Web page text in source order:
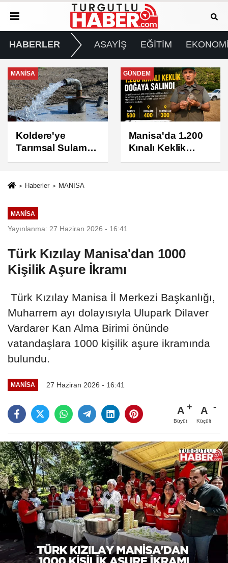
HABERLER ASAYİŞ EĞİTİM
GÜNDEM
Manisa'da 1.200
Kınalı Keklik
Doğaya Salındı
GÜNDEM
Turgutlu'da 8
Ağustos
Cumartesi Günü
Haberler MANİSA
MANİSA
Yayınlanma: 27 Haziran 2026 - 16:41
Türk Kızılay Manisa'dan 1000
Kişilik Aşure İkramı
Türk Kızılay Manisa İl Merkezi Başkanlığı,
Muharrem ayı dolayısıyla Ulupark Dilaver
Vardarer Kan Alma Birimi önünde
vatandaşlara 1000 kişilik aşure ikramında
bulundu.
MANİSA 27 Haziran 2026 - 16:41
A
Büyüt
A
Küçült